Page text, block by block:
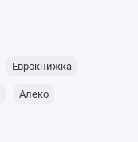
Еврокнижка
Алеко